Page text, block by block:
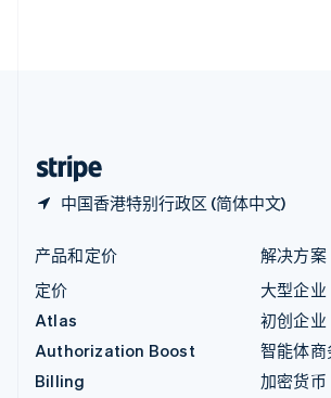
中国香港特别行政区 (简体中文)
产品和定价
定价
Atlas
Authorization Boost
Billing
解决方案
大型企业
初创企业
智能体商
加密货币